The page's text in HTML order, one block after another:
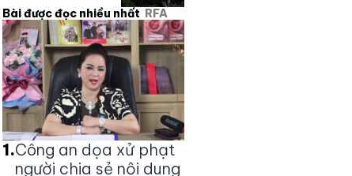
Bài được đọc nhiều nhất RFA
1.Công an dọa xử phạt
người chia sẻ nội dung